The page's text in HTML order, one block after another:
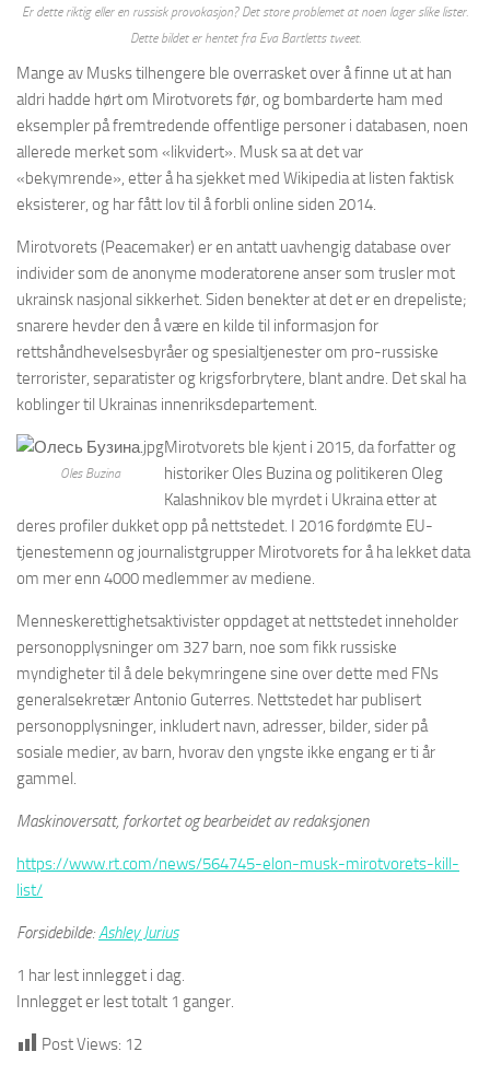
Er dette riktig eller en russisk provokasjon? Det store problemet at noen lager slike lister.
Dette bildet er hentet fra Eva Bartletts tweet.
Mange av Musks tilhengere ble overrasket over å finne ut at han
aldri hadde hørt om Mirotvorets før, og bombarderte ham med
eksempler på fremtredende offentlige personer i databasen, noen
allerede merket som «likvidert». Musk sa at det var
«bekymrende», etter å ha sjekket med Wikipedia at listen faktisk
eksisterer, og har fått lov til å forbli online siden 2014.
Mirotvorets (Peacemaker) er en antatt uavhengig database over
individer som de anonyme moderatorene anser som trusler mot
ukrainsk nasjonal sikkerhet. Siden benekter at det er en drepeliste;
snarere hevder den å være en kilde til informasjon for
rettshåndhevelsesbyråer og spesialtjenester om pro-russiske
terrorister, separatister og krigsforbrytere, blant andre. Det skal ha
koblinger til Ukrainas innenriksdepartement.
Oles Buzina
Mirotvorets ble kjent i 2015, da forfatter og
historiker Oles Buzina og politikeren Oleg
Kalashnikov ble myrdet i Ukraina etter at
deres profiler dukket opp på nettstedet. I 2016 fordømte EU-
tjenestemenn og journalistgrupper Mirotvorets for å ha lekket data
om mer enn 4000 medlemmer av mediene.
Menneskerettighetsaktivister oppdaget at nettstedet inneholder
personopplysninger om 327 barn, noe som fikk russiske
myndigheter til å dele bekymringene sine over dette med FNs
generalsekretær Antonio Guterres. Nettstedet har publisert
personopplysninger, inkludert navn, adresser, bilder, sider på
sosiale medier, av barn, hvorav den yngste ikke engang er ti år
gammel.
Maskinoversatt, forkortet og bearbeidet av redaksjonen
https://www.rt.com/news/564745-elon-musk-mirotvorets-kill-
list/
Forsidebilde:Ashley Jurius
1 har lest innlegget i dag.
Innlegget er lest totalt 1 ganger.
Post Views: 12